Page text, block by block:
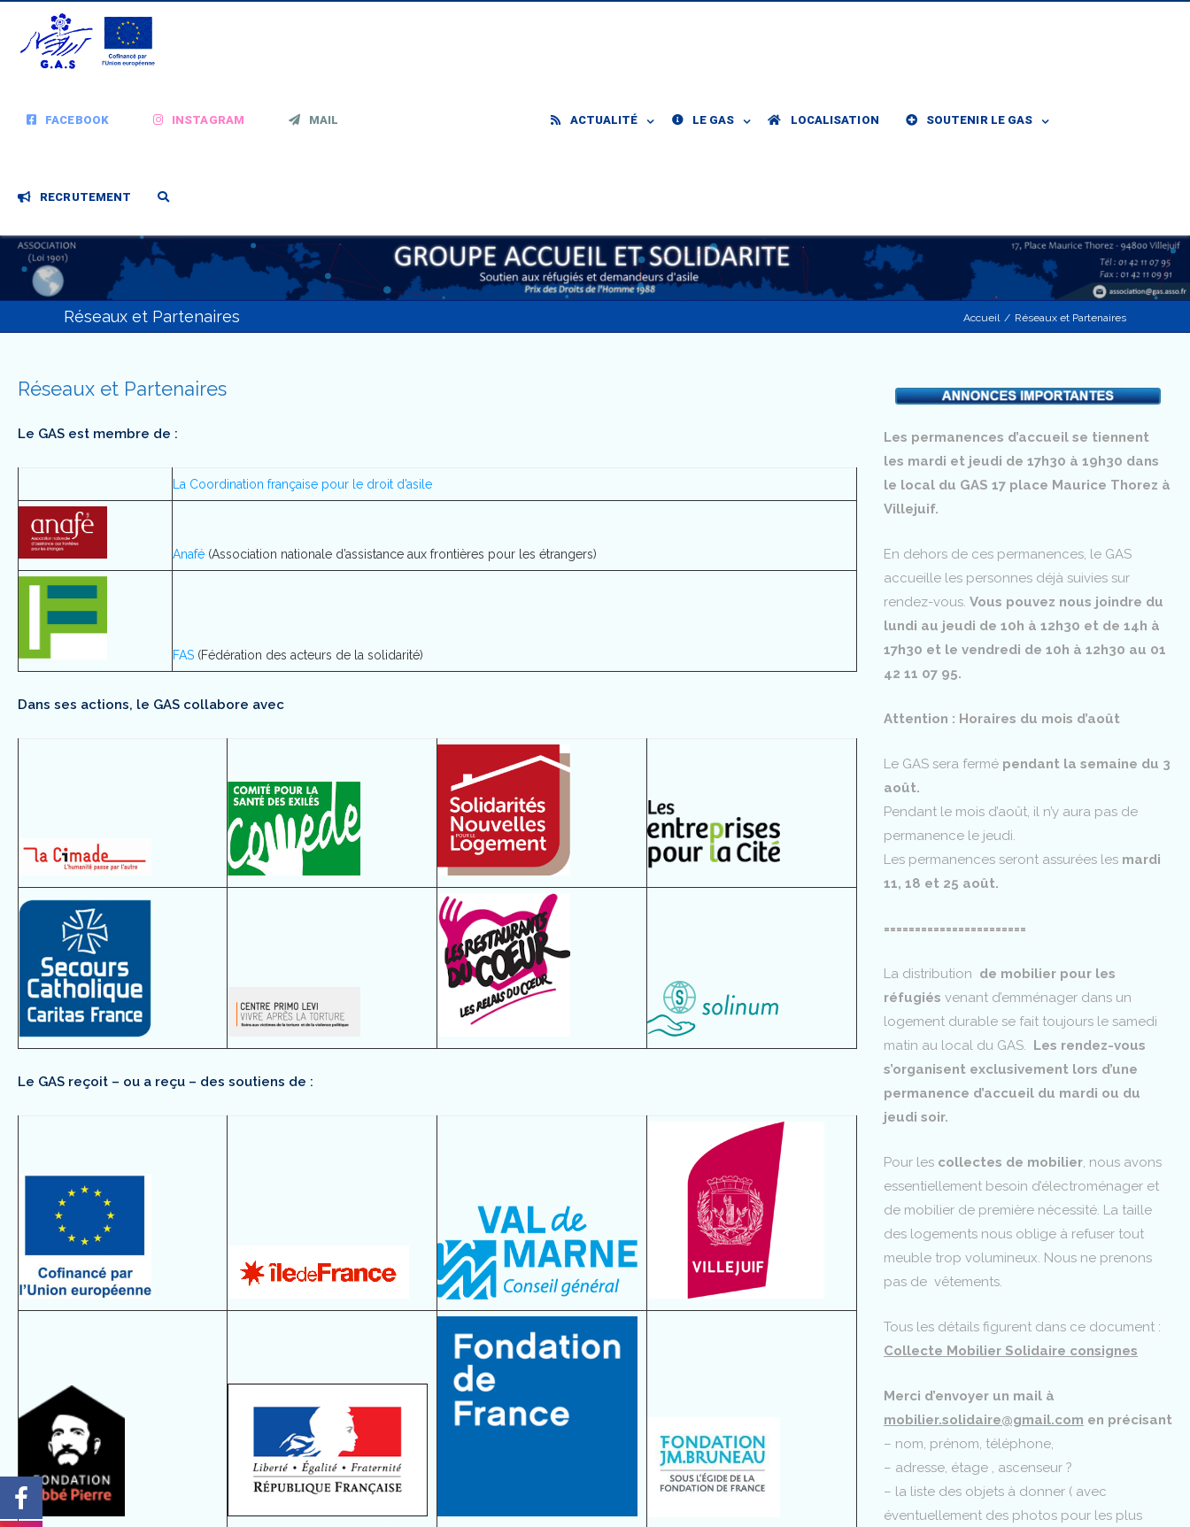
FACEBOOK INSTAGRAM MAIL ACTUALITÉ LE GAS LOCALISATION SOUTENIR LE GAS
RECRUTEMENT
Réseaux et Partenaires Accueil / Réseaux et Partenaires
Réseaux et Partenaires
Le GAS est membre de :
La Coordination française pour le droit d’asile
Anafé (Association nationale d’assistance aux frontières pour les étrangers)
FAS (Fédération des acteurs de la solidarité)
Dans ses actions, le GAS collabore avec
Le GAS reçoit – ou a reçu – des soutiens de :
Les permanences d’accueil se tiennent
les mardi et jeudi de 17h30 à 19h30 dans
le local du GAS 17 place Maurice Thorez à
Villejuif.
En dehors de ces permanences, le GAS
accueille les personnes déjà suivies sur
rendez-vous. Vous pouvez nous joindre du
lundi au jeudi de 10h à 12h30 et de 14h à
17h30 et le vendredi de 10h à 12h30 au 01
42 11 07 95.
Attention : Horaires du mois d’août
Le GAS sera fermé pendant la semaine du 3
août.
Pendant le mois d’août, il n’y aura pas de
permanence le jeudi.
Les permanences seront assurées les mardi
11, 18 et 25 août.
=======================
La distribution de mobilier pour les
réfugiés venant d’emménager dans un
logement durable se fait toujours le samedi
matin au local du GAS.
Les rendez-vous
s’organisent exclusivement lors d’une
permanence d’accueil du mardi ou du
jeudi soir.
Pour les collectes de mobilier, nous avons
essentiellement besoin d’électroménager et
de mobilier de première nécessité. La taille
des logements nous oblige à refuser tout
meuble trop volumineux. Nous ne prenons
pas de vêtements.
Tous les détails figurent dans ce document :
Collecte Mobilier Solidaire consignes
Merci d’envoyer un mail à
mobilier.solidaire@gmail.com en précisant
– nom, prénom, téléphone,
– adresse, étage , ascenseur ?
– la liste des objets à donner ( avec
éventuellement des photos pour les plus